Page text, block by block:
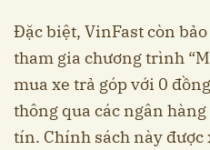
Đặc biệt, VinFast còn
tham gia chương trình
mua xe trả góp với 0
thông qua các ngân
tín. Chính sách này được